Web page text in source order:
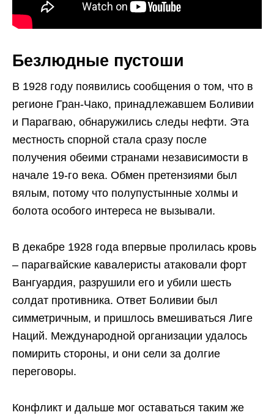
Безлюдные пустоши
В 1928 году появились сообщения о том, что в
регионе Гран-Чако, принадлежавшем Боливии
и Парагваю, обнаружились следы нефти. Эта
местность спорной стала сразу после
получения обеими странами независимости в
начале 19-го века. Обмен претензиями был
вялым, потому что полупустынные холмы и
болота особого интереса не вызывали.
В декабре 1928 года впервые пролилась кровь
– парагвайские кавалеристы атаковали форт
Вангуардия, разрушили его и убили шесть
солдат противника. Ответ Боливии был
симметричным, и пришлось вмешиваться Лиге
Наций. Международной организации удалось
помирить стороны, и они сели за долгие
переговоры.
Конфликт и дальше мог оставаться таким же